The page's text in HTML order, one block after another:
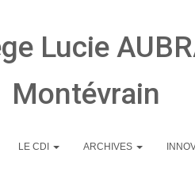
Lucie
Montévrain
LE CDI ARCHIVES